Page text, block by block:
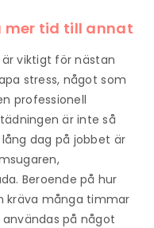
mer tid till annat
viktigt för nästan
stress, något som
professionell
är inte så
dag på jobbet är
Beroende på hur
kräva många timmar
på något